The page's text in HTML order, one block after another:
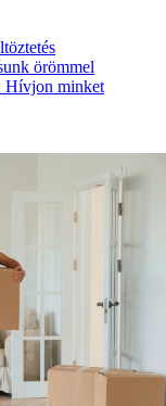
örömmel
Hívjon minket